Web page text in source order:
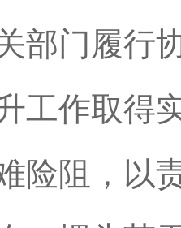
部门履行
工作取得
险阻，以